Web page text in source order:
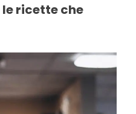
ricette che